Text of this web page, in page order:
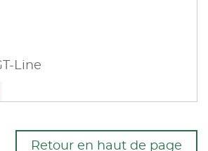
Line
Retour en haut de page